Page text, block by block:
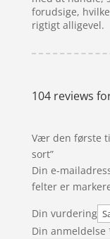
forudsige,
rigtigt alligevel.
104 reviews
Vær den første
sort”
Din e-
felter er
Din vurdering
Din anmeldelse